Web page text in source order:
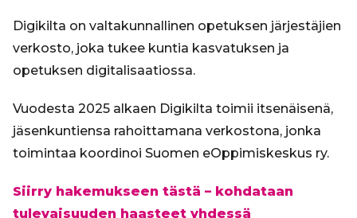
Digikilta on valtakunnallinen opetuksen järjestäjien
verkosto, joka tukee kuntia kasvatuksen ja
opetuksen digitalisaatiossa.
Vuodesta 2025 alkaen Digikilta toimii itsenäisenä,
jäsenkuntiensa rahoittamana verkostona, jonka
toimintaa koordinoi Suomen eOppimiskeskus ry.
Siirry hakemukseen tästä – kohdataan
tulevaisuuden haasteet yhdessä